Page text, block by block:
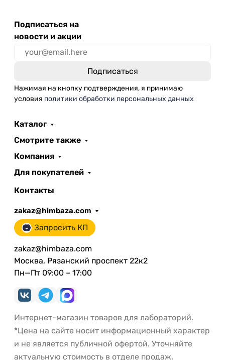
Подписаться на
новости и акции
Нажимая на кнопку подтверждения, я принимаю
условия политики обработки персональных данных
Каталог
Смотрите также
Компания
Для покупателей
Контакты
zakaz@himbaza.com
Запросить КП
zakaz@himbaza.com
Москва, Рязанский проспект 22к2
Пн—Пт 09:00 – 17:00
Интернет-магазин товаров для лабораторий.
*Цена на сайте носит информационный характер
и не является публичной офертой. Уточняйте
актуальную стоимость в отделе продаж.